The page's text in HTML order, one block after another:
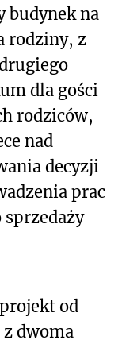
budynek na
rodziny, z
dla gości
rodziców,
nad
decyzji
prac
od
dwoma